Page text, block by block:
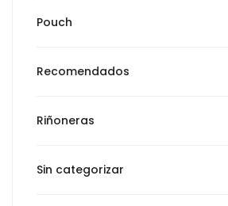
Pouch
Recomendados
Riñoneras
Sin categorizar